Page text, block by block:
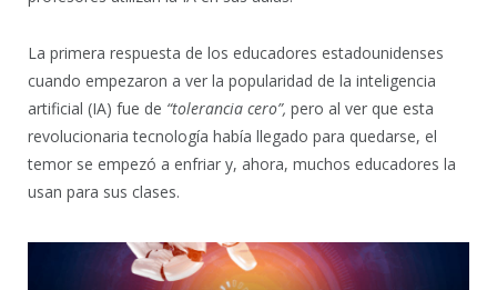
La primera respuesta de los educadores estadounidenses
cuando empezaron a ver la popularidad de la inteligencia
artificial (IA) fue de “tolerancia cero”, pero al ver que esta
revolucionaria tecnología había llegado para quedarse, el
temor se empezó a enfriar y, ahora, muchos educadores la
usan para sus clases.